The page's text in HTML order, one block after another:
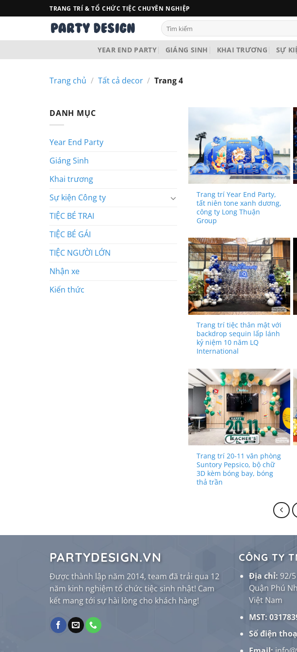
qua
dung
TRANG TRÍ & TỔ CHỨC TIỆC CHUYÊN NGHIỆP
Tìm
kiếm:
YEAR END PARTY GIÁNG SINH KHAI TRƯƠNG SỰ
Trang chủ / Tất cả decor / Trang 4
DANH MỤC
Year End Party
Giáng Sinh
Khai trương
Sự kiện Công ty
TIỆC BÉ TRAI
TIỆC BÉ GÁI
TIỆC NGƯỜI LỚN
Nhận xe
Kiến thức
Trang trí Year End Party,
tất niên tone xanh dương,
công ty Long Thuận
Group
Trang trí tiệc thân mật với
backdrop sequin lấp lánh
kỷ niệm 10 năm LQ
International
Trang trí 20-11 văn phòng
Suntory Pepsico, bộ chữ
3D kèm bóng bay, bóng
thả trần
PARTYDESIGN.VN
Được thành lập năm 2014, team đã trải qua 12
năm kinh nghiệm tổ chức tiệc sinh nhật! Cam
kết mang tới sự hài lòng cho khách hàng!
CÔNG TY
Địa chỉ: 92/
Quận Phú
Việt Nam
MST:
Số điện